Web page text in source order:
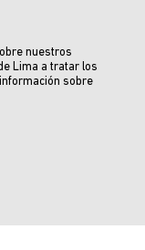
nuestros
Lima a tratar los
sobre